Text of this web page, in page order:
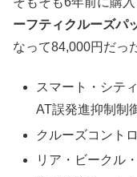
ーフティクルーズパ
なって84,000円だっ
スマート・シテ
AT誤発進抑制制
クルーズコント
リア・ビークル